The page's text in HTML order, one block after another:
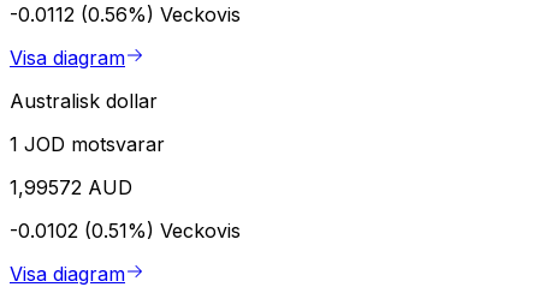
-0.0112 (0.56%) Veckovis
Visa diagram
Australisk dollar
1 JOD motsvarar
1,99572 AUD
-0.0102 (0.51%) Veckovis
Visa diagram